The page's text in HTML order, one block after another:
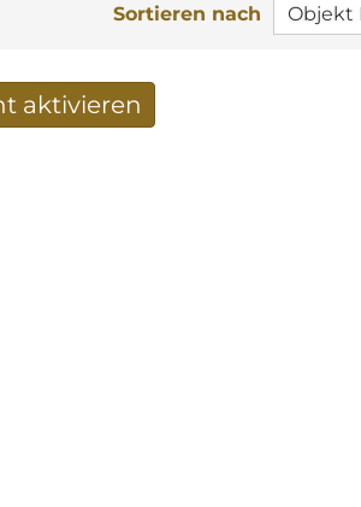
Sortieren nach
aktivieren